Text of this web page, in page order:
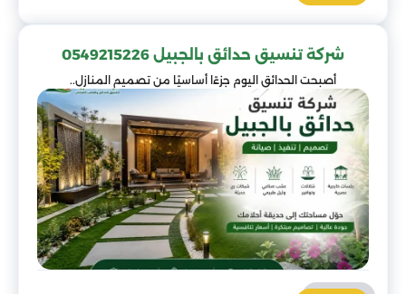
شركة تنسيق حدائق بالجبيل 0549215226
أصبحت الحدائق اليوم جزءًا أساسيًا من تصميم المنازل..